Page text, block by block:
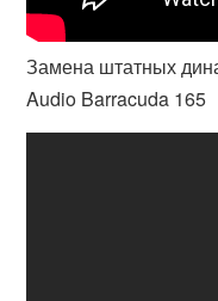
Замена штатных
Audio Barracuda 165